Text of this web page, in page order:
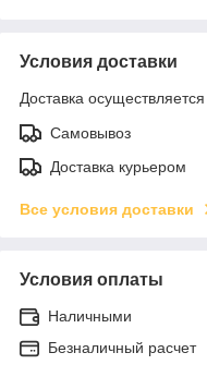
Условия доставки
Доставка
Самовывоз
Доставка курьером
Все условия доставки
Условия оплаты
Наличными
Безналичный расчет